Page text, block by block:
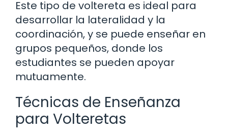
Este tipo de voltereta es ideal para
desarrollar la lateralidad y la
coordinación, y se puede enseñar en
grupos pequeños, donde los
estudiantes se pueden apoyar
mutuamente.
Técnicas de Enseñanza
para Volteretas